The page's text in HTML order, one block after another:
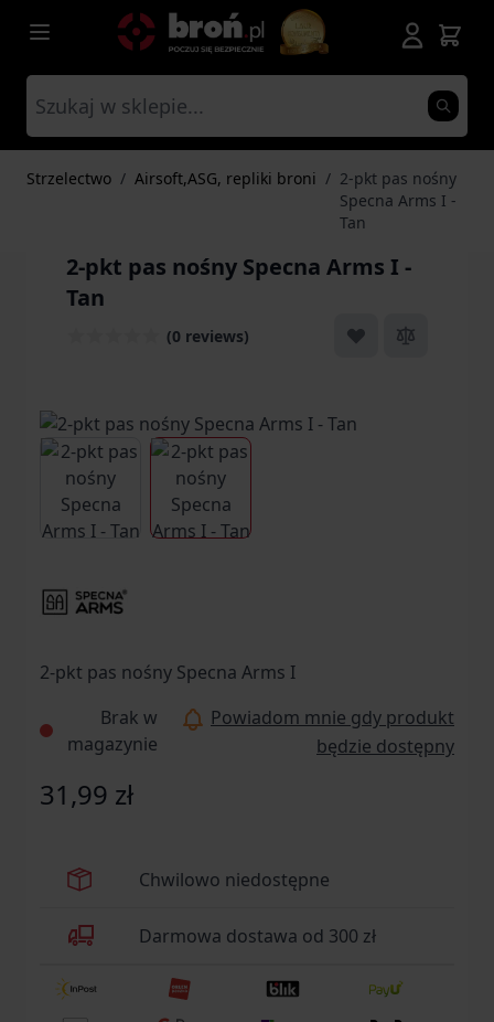
Przejdź do treści
Strzelectwo / Airsoft,ASG, repliki broni / 2-pkt pas nośny
Specna Arms I -
Tan
2-pkt pas nośny Specna Arms I -
Tan
(0 reviews)
View larger imageView larger image
2-pkt pas nośny Specna Arms I
Brak w
magazynie
Powiadom mnie gdy produkt
będzie dostępny
31,99 zł
Chwilowo niedostępne
Darmowa dostawa od 300 zł